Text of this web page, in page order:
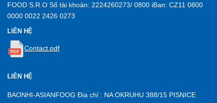
FOOD S.R.O Số tài khoản: 2224260273/ 0800 iBan: CZ11 0800
0000 0022 2426 0273
LIÊN HỆ
Contact.pdf
LIÊN HỆ
BAONHI-ASIANFOOG Địa chỉ : NA OKRUHU 388/15 PISNICE